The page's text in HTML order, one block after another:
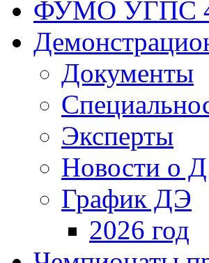
ФУМО УГПС
Документы
Эксперты
Новости о
График ДЭ
2026 год